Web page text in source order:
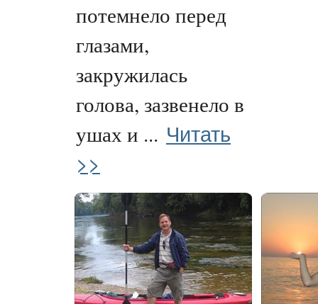
потемнело перед
глазами,
закружилась
голова, зазвенело в
ушах и ... Читать
>>